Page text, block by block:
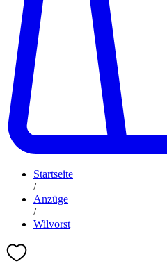
Startseite
/
Anzüge
/
Wilvorst